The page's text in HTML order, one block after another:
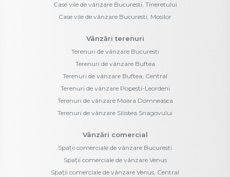
Case vile de vânzare Bucuresti, Tineretului
Case vile de vânzare Bucuresti, Mosilor
Vânzări terenuri
Terenuri de vânzare Bucuresti
Terenuri de vânzare Buftea
Terenuri de vânzare Buftea, Central
Terenuri de vânzare Popesti-Leordeni
Terenuri de vânzare Moara Domneasca
Terenuri de vânzare Silistea Snagovului
Vânzări comercial
Spații comerciale de vânzare Bucuresti
Spații comerciale de vânzare Venus
Spații comerciale de vânzare Venus, Central